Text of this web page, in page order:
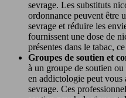
sevrage. Les substituts
ordonnance peuvent être
sevrage et réduire les
fournissent une dose de
présentes dans le tabac,
Groupes de soutien et
à un groupe de soutien
en addictologie peut vous
sevrage. Ces